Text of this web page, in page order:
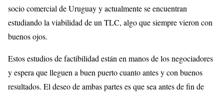
socio comercial de Uruguay y actualmente se encuentran
estudiando la viabilidad de un TLC, algo que siempre vieron con
buenos ojos.
Estos estudios de factibilidad están en manos de los negociadores
y espera que lleguen a buen puerto cuanto antes y con buenos
resultados. El deseo de ambas partes es que sea antes de fin de